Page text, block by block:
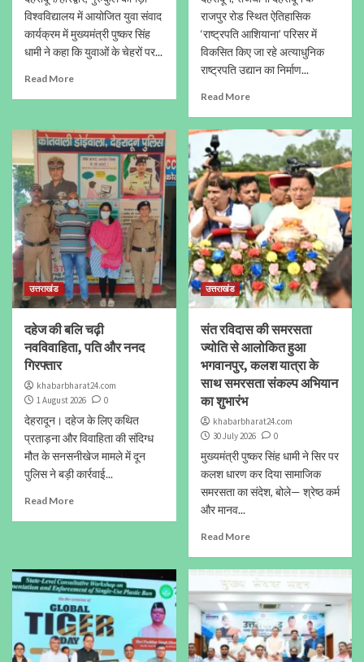
विश्वविद्यालय में आयोजित युवा संवाद
कार्यक्रम में मुख्यमंत्री पुष्कर सिंह
धामी ने कहा कि युवाओं के चेहरों पर...
Read More
राजपुर रोड स्थित ऐतिहासिक
‘राष्ट्रपति आशियाना’ परिसर में
विकसित किए जा रहे अत्याधुनिक
राष्ट्रपति उद्यान का निर्माण...
Read More
उत्तराखंड
दहेज की बलि चढ़ी
नवविवाहिता, पति और ननद
गिरफ्तार
khabarbharat24.com
1 August 2026
0
देहरादून। दहेज के लिए कथित
प्रताड़ना और विवाहिता की संदिग्ध
मौत के सनसनीखेज मामले में दून
पुलिस ने बड़ी कार्रवाई...
Read More
उत्तराखंड
संत रविदास की समरसता
ज्योति से आलोकित हुआ
भगवानपुर, कलश यात्रा के
साथ समरसता संकल्प अभियान
का शुभारंभ
khabarbharat24.com
30 July 2026
0
मुख्यमंत्री पुष्कर सिंह धामी ने सिर पर
कलश धारण कर दिया सामाजिक
समरसता का संदेश, बोले— श्रेष्ठ कर्म
और मानव...
Read More